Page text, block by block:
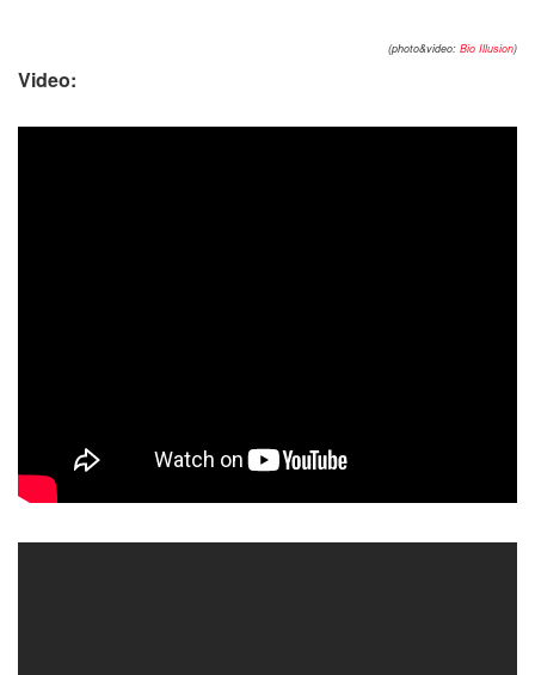
(photo&video: Bio Illusion)
Video: